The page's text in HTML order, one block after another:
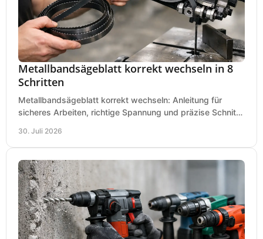
Metallbandsägeblatt korrekt wechseln in 8
Schritten
Metallbandsägeblatt korrekt wechseln: Anleitung für
sicheres Arbeiten, richtige Spannung und präzise Schnitte
30. Juli 2026